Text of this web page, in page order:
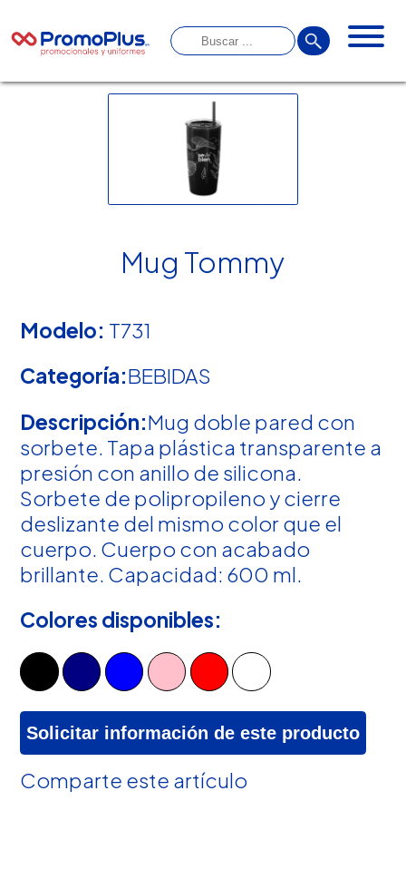
Mug Tommy
Modelo: T731
Categoría:BEBIDAS
Descripción:Mug doble pared con
sorbete. Tapa plástica transparente a
presión con anillo de silicona.
Sorbete de polipropileno y cierre
deslizante del mismo color que el
cuerpo. Cuerpo con acabado
brillante. Capacidad: 600 ml.
Colores disponibles:
Solicitar información de este producto
Comparte este artículo